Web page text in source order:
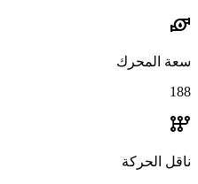
water_pump
سعة المحرك
188
auto_transmission
ناقل الحركة